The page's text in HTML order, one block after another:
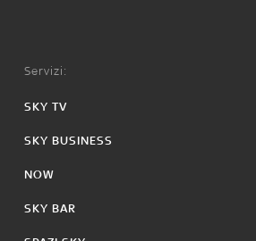
Servizi:
SKY TV
SKY BUSINESS
NOW
SKY BAR